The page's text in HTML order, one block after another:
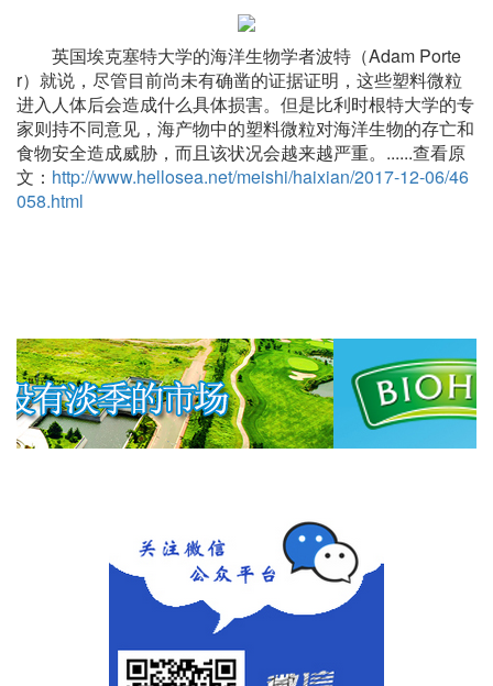
英国埃克塞特大学的海洋生物学者波特（Adam Porte
r）就说，尽管目前尚未有确凿的证据证明，这些塑料微粒
进入人体后会造成什么具体损害。但是比利时根特大学的专
家则持不同意见，海产物中的塑料微粒对海洋生物的存亡和
食物安全造成威胁，而且该状况会越来越严重。......查看原
文： http://www.hellosea.net/meishi/haixian/2017-12-06/46
058.html